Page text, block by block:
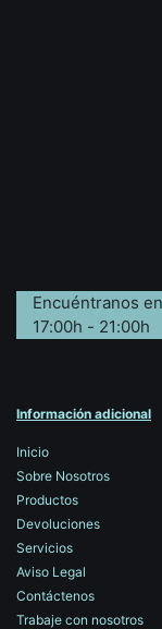
Encuéntranos
17:00h - 21:00h
Información adicional
Inicio
Sobre Nosotros
Productos
Devoluciones
Servicios
Aviso Legal
Contáctenos
Trabaje con nosotros